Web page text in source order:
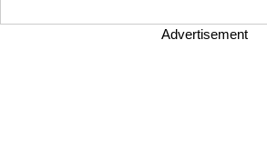
Advertisement